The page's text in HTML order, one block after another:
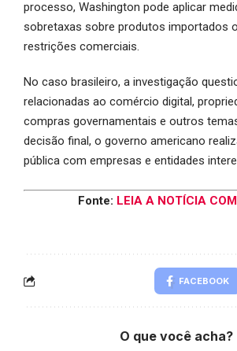
processo, Washington pode aplicar
sobretaxas sobre produtos importados
restrições comerciais.
No caso brasileiro, a investigação
relacionadas ao comércio digital,
compras governamentais e outros
decisão final, o governo americano
pública com empresas e entidades
Fonte: LEIA A NOTÍCIA
FACEBOOK
O que você acha?